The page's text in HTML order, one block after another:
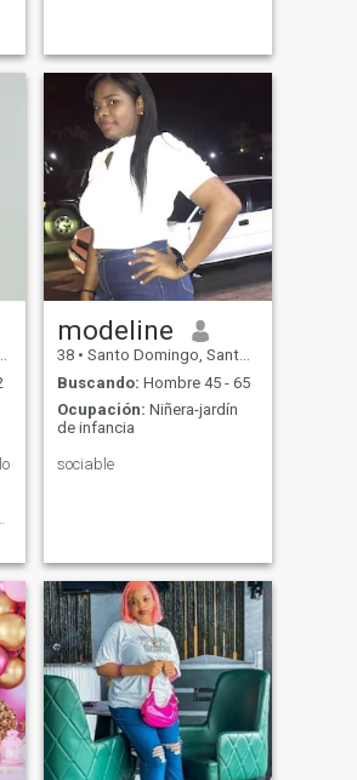
modeline
38 • Santo Domingo, Santo Domingo, Rep. Dominicana
Buscando: Hombre 45 - 65
Ocupación: Niñera-jardín
de infancia
sociable